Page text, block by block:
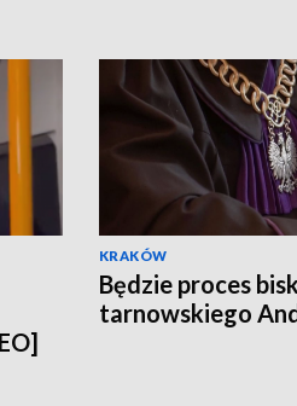
KRAKÓW
Będzie proces
tarnowskiego